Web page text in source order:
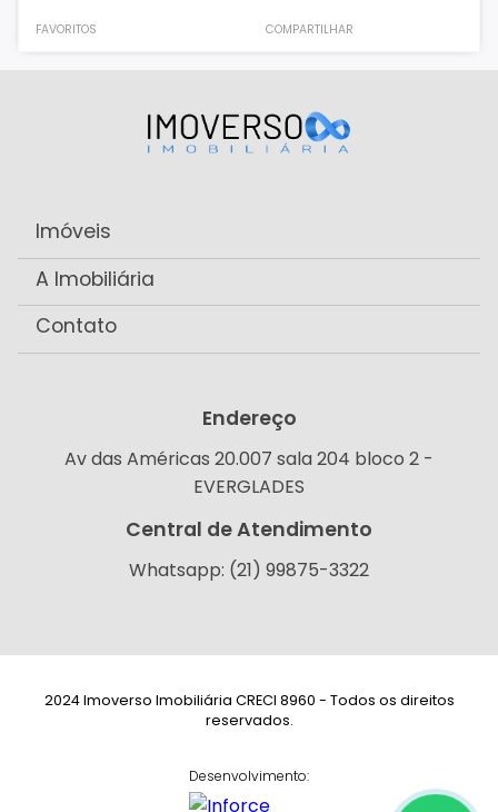
FAVORITOS COMPARTILHAR
Imóveis
A Imobiliária
Contato
Endereço
Av das Américas 20.007 sala 204 bloco 2 -
EVERGLADES
Central de Atendimento
Whatsapp: (21) 99875-3322
2024 Imoverso Imobiliária CRECI 8960 - Todos os direitos
reservados.
Desenvolvimento: